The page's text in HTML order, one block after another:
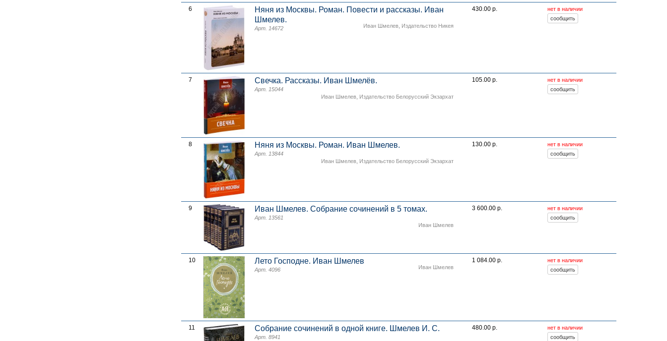
6
Няня из Москвы. Роман. Повести и расска­зы. Иван
Шмелев.
Иван Шмелев Издательство Никея
Арт. 14672
430.00 р. нет в наличии
7 Свечка. Рассказы. Иван Шмелёв.
Иван Шмелев Издательство Белорусский Экзархат
Арт. 15044
105.00 р. нет в наличии
8 Няня из Москвы. Роман. Иван Шмелев.
Иван Шмелев Издательство Белорусский Экзархат
Арт. 13844
130.00 р. нет в наличии
9 Иван Шмелев. Собрание сочинений в 5 томах.
Иван Шмелев
Арт. 13561
3 600.00 р. нет в наличии
10 Лето Господне. Иван Шмелев
Иван Шмелев
Арт. 4096
1 084.00 р. нет в наличии
11 Собрание сочинений в одной книге. Шмелев И. С.
Арт. 8941
480.00 р. нет в наличии